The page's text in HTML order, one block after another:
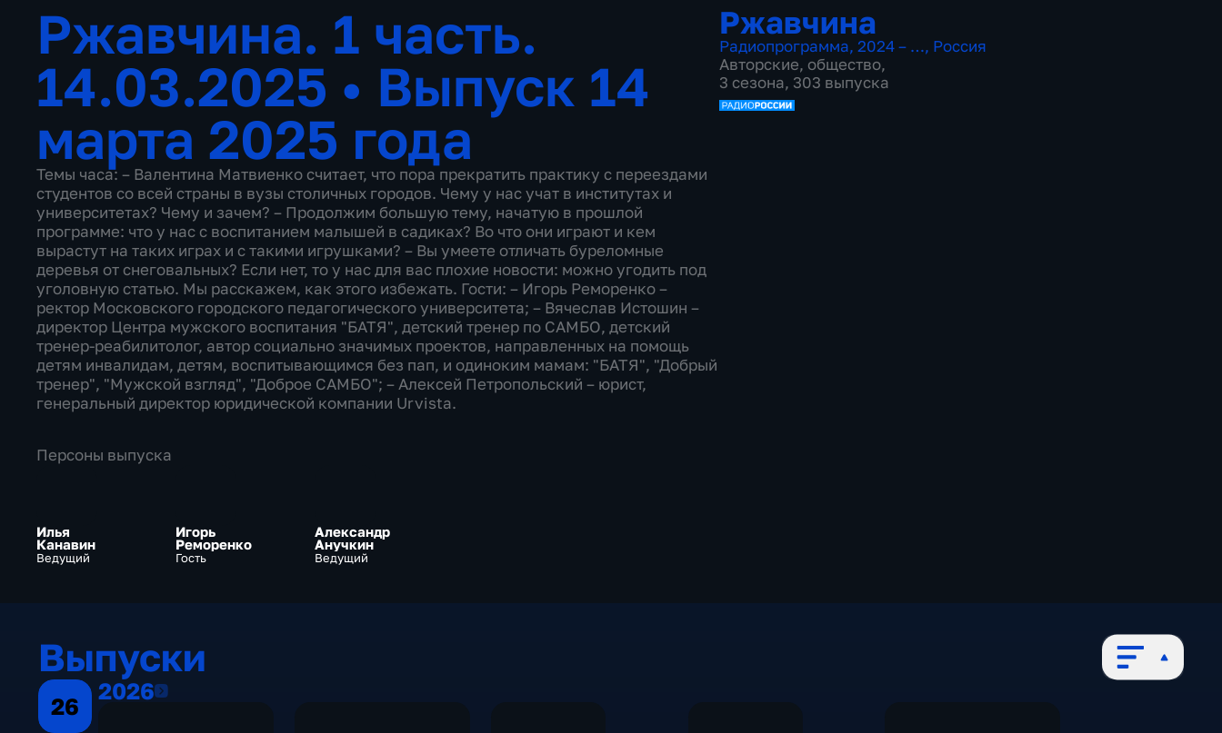
Ржавчина. 1 часть.
14.03.2025 • Выпуск 14
марта 2025 года
Темы часа: – Валентина Матвиенко считает, что пора прекратить практику с переездами
студентов со всей страны в вузы столичных городов. Чему у нас учат в институтах и
университетах? Чему и зачем? – Продолжим большую тему, начатую в прошлой
программе: что у нас с воспитанием малышей в садиках? Во что они играют и кем
вырастут на таких играх и с такими игрушками? – Вы умеете отличать буреломные
деревья от снеговальных? Если нет, то у нас для вас плохие новости: можно угодить под
уголовную статью. Мы расскажем, как этого избежать. Гости: – Игорь Реморенко –
ректор Московского городского педагогического университета; – Вячеслав Истошин –
директор Центра мужского воспитания "БАТЯ", детский тренер по САМБО, детский
тренер-реабилитолог, автор социально значимых проектов, направленных на помощь
детям инвалидам, детям, воспитывающимся без пап, и одиноким мамам: "БАТЯ", "Добрый
тренер", "Мужской взгляд", "Доброе САМБО"; – Алексей Петропольский – юрист,
генеральный директор юридической компании Urvista.
Ржавчина
Радиопрограмма, 2024 – …, Россия
Авторские, общество,
3 сезона, 303 выпуска
Персоны выпуска
Илья
Канавин
Ведущий
Игорь
Реморенко
Гость
Александр
Анучкин
Ведущий
Выпуски
26
20262026